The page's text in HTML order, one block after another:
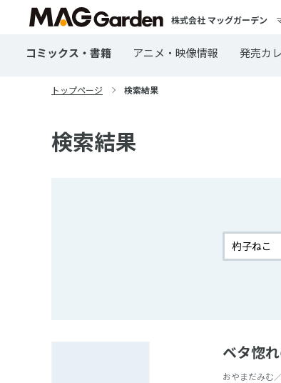
株式会社 マッグガーデン
コミックス・書籍 アニメ・映像情報 発売カ
トップページ 検索結果
検索結果
ベタ惚
おやまだみむ